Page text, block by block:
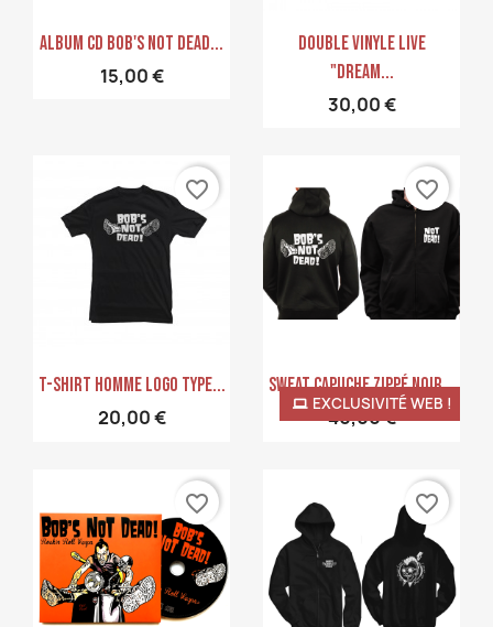
 Aperçu rapide
Album CD Bob's Not Dead...
15,00 €
Aperçu rapide
Double Vinyle LIVE
"Dream...
30,00 €
Aperçu rapide
T-Shirt Homme Logo Type...
20,00 €
favorite_border
 Aperçu rapide
Sweat Capuche Zippé Noir...
40,00 €
EXCLUSIVITÉ WEB !
favorite_border
favorite_border favorite_border